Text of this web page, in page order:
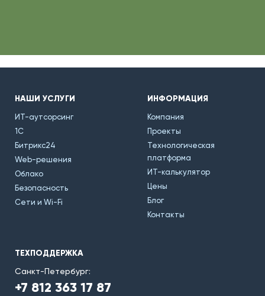
НАШИ УСЛУГИ
ИТ-аутсорсинг
1С
Битрикс24
Web-решения
Облако
Безопасность
Сети и Wi-Fi
ИНФОРМАЦИЯ
Компания
Проекты
Технологическая
платформа
ИТ-калькулятор
Цены
Блог
Контакты
ТЕХПОДДЕРЖКА
Санкт-Петербург:
+7 812 363 17 87